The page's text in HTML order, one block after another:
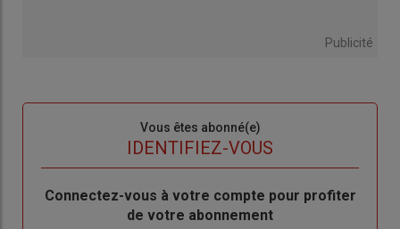
Publicité
Vous êtes abonné(e)
IDENTIFIEZ-VOUS
Body
Connectez-vous à votre compte pour profiter
de votre abonnement